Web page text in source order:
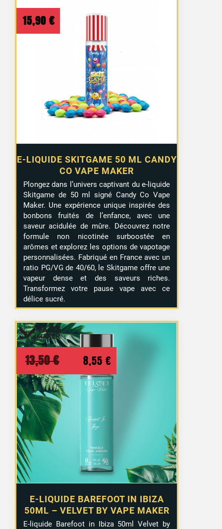
E-LIQUIDE SKITGAME 50 ML CANDY
CO VAPE MAKER
15,90 €
Plongez dans l’univers captivant du e-liquide
Skitgame de 50 ml signé Candy Co Vape
Maker. Une expérience unique inspirée des
bonbons fruités de l’enfance, avec une
saveur acidulée de mûre. Découvrez notre
formule non nicotinée surboostée en
arômes et explorez les options de vapotage
personnalisées. Fabriqué en France avec un
ratio PG/VG de 40/60, le Skitgame offre une
vapeur dense et des saveurs riches.
Transformez votre pause vape avec ce
délice sucré.
E-LIQUIDE BAREFOOT IN IBIZA
50ML – VELVET BY VAPE MAKER
13,50€
Le
prix
initial
était :
13,50 €.
8,55 €
prix
E-liquide Barefoot in Ibiza 50ml Velvet by